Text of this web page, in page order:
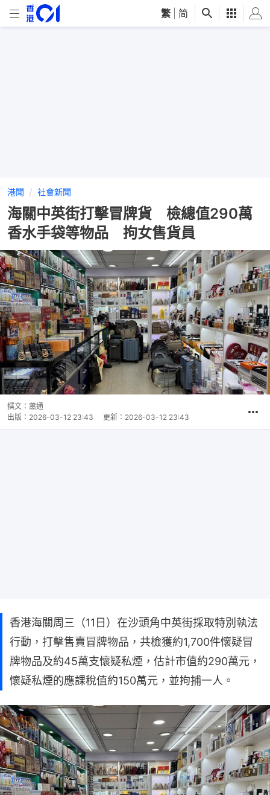
繁 简
港聞 社會新聞
海關中英街打擊冒牌貨 檢總值290萬
香水手袋等物品 拘女售貨員
撰文： 蕭通
出版： 2026-03-12 23:43 更新： 2026-03-12 23:43
香港海關周三（11日）在沙頭角中英街採取特別執法
行動，打擊售賣冒牌物品，共檢獲約1,700件懷疑冒
牌物品及約45萬支懷疑私煙，估計市值約290萬元，
懷疑私煙的應課稅值約150萬元，並拘捕一人。